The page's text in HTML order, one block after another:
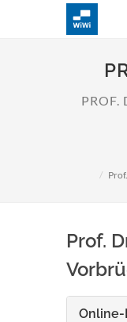
PROF.
Prof.
Online-